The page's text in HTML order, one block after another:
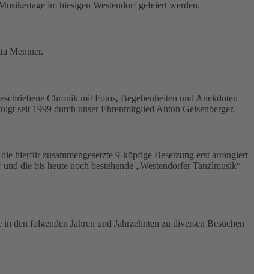
im hiesigen Westendorf gefeiert werden.
Mentner.
Chronik mit Fotos, Begebenheiten und Anekdoten
seit 1999 durch unser Ehrenmitglied Anton Geisenberger.
hierfür zusammengesetzte 9-köpfige Besetzung erst arrangiert
die bis heute noch bestehende „Westendorfer Tanzlmusik“
den folgenden Jahren und Jahrzehnten zu diversen Besuchen